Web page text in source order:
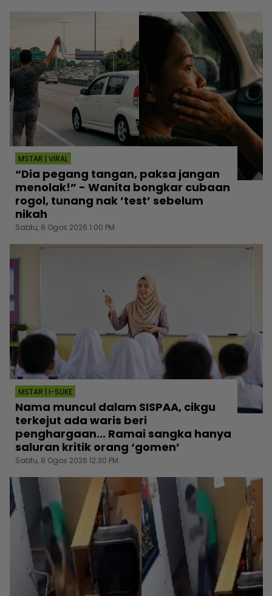
MSTAR | VIRAL
“Dia pegang tangan, paksa jangan
menolak!” - Wanita bongkar cubaan
rogol, tunang nak ’test’ sebelum
nikah
Sabtu, 8 Ogos 2026 1:00 PM
MSTAR | I-SUKE
Nama muncul dalam SISPAA, cikgu
terkejut ada waris beri
penghargaan... Ramai sangka hanya
saluran kritik orang ‘gomen’
Sabtu, 8 Ogos 2026 12:30 PM